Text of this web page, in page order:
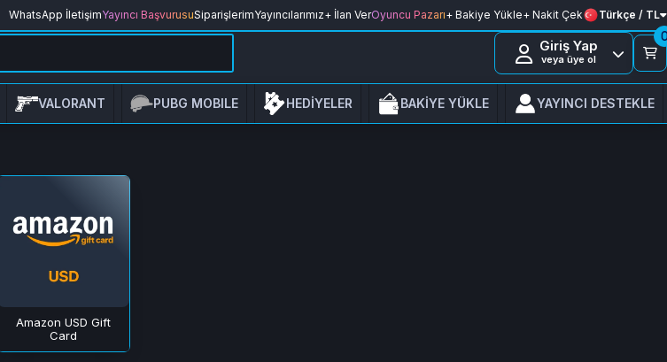
WhatsApp İletişimYayıncı BaşvurusuSiparişlerimYayıncılarımız+ İlan VerOyuncu Pazarı+ Bakiye Yükle+ Nakit Çek Türkçe / TL
Giriş Yap
veya üye ol
VALORANT PUBG MOBILE HEDİYELER BAKİYE YÜKLE YAYINCI DESTEKLE
Amazon USD Gift
Card